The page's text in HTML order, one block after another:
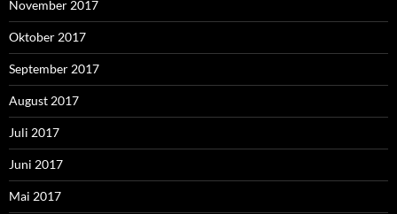
November 2017
Oktober 2017
September 2017
August 2017
Juli 2017
Juni 2017
Mai 2017